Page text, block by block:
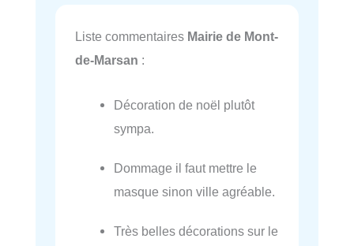
Liste commentaires Mairie de Mont-
de-Marsan :
Décoration de noël plutôt
sympa.
Dommage il faut mettre le
masque sinon ville agréable.
Très belles décorations sur le